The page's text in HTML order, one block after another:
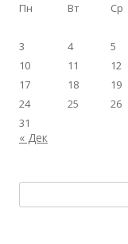
Пн
Вт Ср
3
4 5
10
11 12
17
18 19
24
25 26
31
« Дек